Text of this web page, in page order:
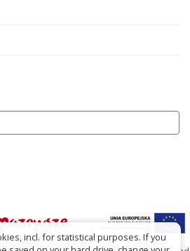
incl. for statistical purposes. If you